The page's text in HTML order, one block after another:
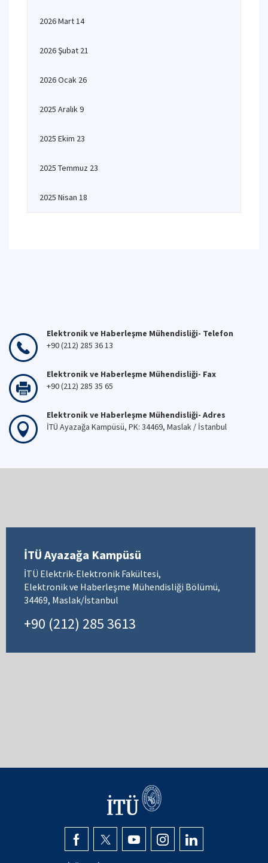
2026 Mart 14
2026 Şubat 21
2026 Ocak 26
2025 Aralık 9
2025 Ekim 23
2025 Temmuz 23
2025 Nisan 18
Elektronik ve Haberleşme Mühendisliği- Telefon
+90 (212) 285 36 13
Elektronik ve Haberleşme Mühendisliği- Fax
+90 (212) 285 35 65
Elektronik ve Haberleşme Mühendisliği- Adres
İTÜ Ayazağa Kampüsü, PK: 34469, Maslak / İstanbul
İTÜ Ayazağa Kampüsü
İTÜ Elektrik-Elektronik Fakültesi,
Elektronik ve Haberleşme Mühendisliği Bölümü,
34469, Maslak/İstanbul
+90 (212) 285 3613